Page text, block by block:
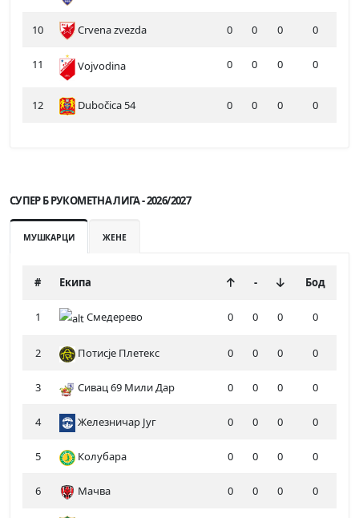
10 Crvena zvezda 0 0 0 0
11 Vojvodina 0 0 0 0
12 Dubočica 54 0 0 0 0
СУПЕР Б РУКОМЕТНА ЛИГА - 2026/2027
МУШКАРЦИ ЖЕНЕ
# Екипа - Бод
1 Смедерево 0 0 0 0
2 Потисје Плетекс 0 0 0 0
3 Сивац 69 Мили Дар 0 0 0 0
4 Железничар Југ 0 0 0 0
5 Колубара 0 0 0 0
6 Мачва 0 0 0 0